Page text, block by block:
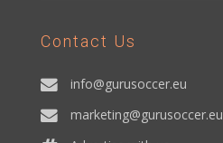
Contact Us
info@gurusoccer.eu
marketing@gurusoccer.eu